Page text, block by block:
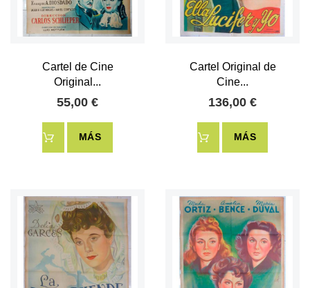
Cartel de Cine
Original...
55,00 €
MÁS
Cartel Original de
Cine...
136,00 €
MÁS